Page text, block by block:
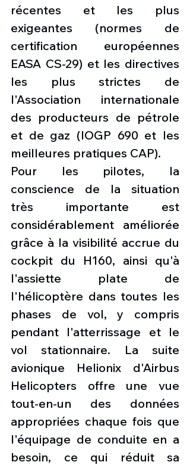
récentes et les plus
exigeantes (normes de
certification européennes
EASA CS-29) et les directives
les plus strictes de
l'Association internationale
des producteurs de pétrole
et de gaz (IOGP 690 et les
meilleures pratiques CAP).
Pour les pilotes, la
conscience de la situation
très importante est
considérablement améliorée
grâce à la visibilité accrue du
cockpit du H160, ainsi qu'à
l'assiette plate de
l'hélicoptère dans toutes les
phases de vol, y compris
pendant l'atterrissage et le
vol stationnaire. La suite
avionique Helionix d'Airbus
Helicopters offre une vue
tout-en-un des données
appropriées chaque fois que
l'équipage de conduite en a
besoin, ce qui réduit sa